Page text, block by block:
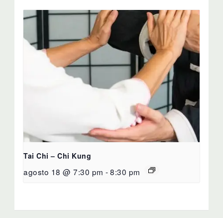
Tai Chi – Chi Kung
agosto 18 @ 7:30 pm -8:30 pm